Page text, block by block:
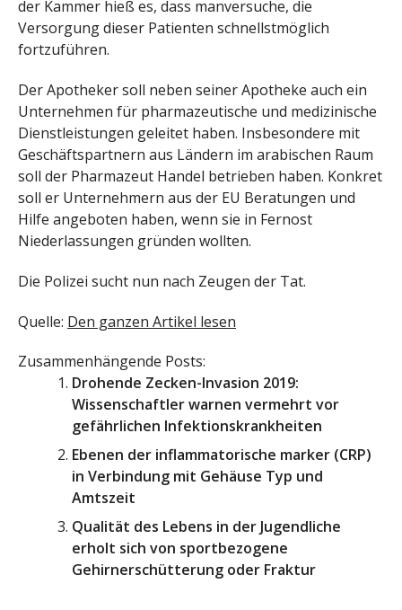
der Kammer hieß es, dass manversuche, die
Versorgung dieser Patienten schnellstmöglich
fortzuführen.
Der Apotheker soll neben seiner Apotheke auch ein
Unternehmen für pharmazeutische und medizinische
Dienstleistungen geleitet haben. Insbesondere mit
Geschäftspartnern aus Ländern im arabischen Raum
soll der Pharmazeut Handel betrieben haben. Konkret
soll er Unternehmern aus der EU Beratungen und
Hilfe angeboten haben, wenn sie in Fernost
Niederlassungen gründen wollten.
Die Polizei sucht nun nach Zeugen der Tat.
Quelle: Den ganzen Artikel lesen
Zusammenhängende Posts:
Drohende Zecken-Invasion 2019:
Wissenschaftler warnen vermehrt vor
gefährlichen Infektionskrankheiten
Ebenen der inflammatorische marker (CRP)
in Verbindung mit Gehäuse Typ und
Amtszeit
Qualität des Lebens in der Jugendliche
erholt sich von sportbezogene
Gehirnerschütterung oder Fraktur